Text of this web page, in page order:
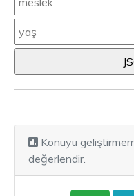
Konuyu
değerlendir.